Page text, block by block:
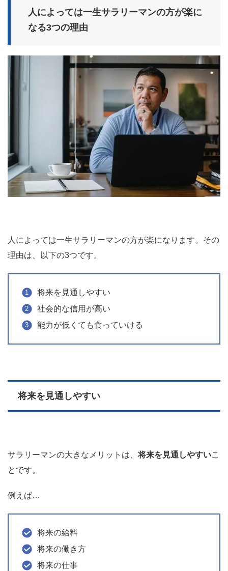
人によっては一生サラリーマンの方が楽に
なる3つの理由
人によっては一生サラリーマンの方が楽になります。その
理由は、以下の3つです。
将来を見通しやすい
社会的な信用が高い
能力が低くても食っていける
将来を見通しやすい
サラリーマンの大きなメリットは、将来を見通しやすいこ
とです。
例えば…
将来の給料
将来の働き方
将来の仕事